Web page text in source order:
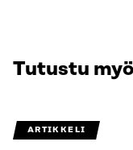
Tutustu
ARTIKKELI